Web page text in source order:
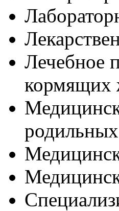
Лечебное
кормящих